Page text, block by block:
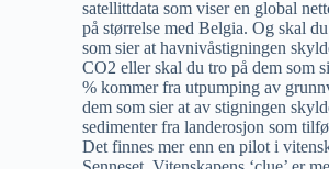
satellittdata som viser en global
på størrelse med Belgia. Og skal
som sier at havnivåstigningen
CO2 eller skal du tro på dem som
% kommer fra utpumping av
dem som sier at av stigningen
sedimenter fra landerosjon som
Det finnes mer enn en pilot i